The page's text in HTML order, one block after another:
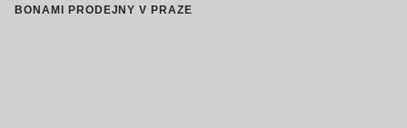
BONAMI PRODEJNY V PRAZE